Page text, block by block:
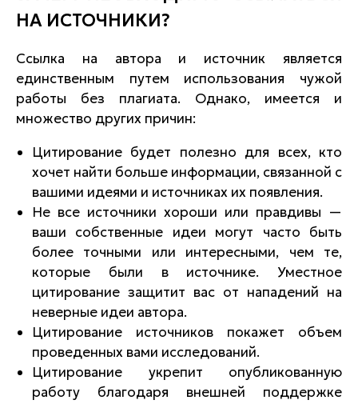
НА ИСТОЧНИКИ?
Ссылка на автора и источник является
единственным путем использования чужой
работы без плагиата. Однако, имеется и
множество других причин:
Цитирование будет полезно для всех, кто
хочет найти больше информации, связанной с
вашими идеями и источниках их появления.
Не все источники хороши или правдивы —
ваши собственные идеи могут часто быть
более точными или интересными, чем те,
которые были в источнике. Уместное
цитирование защитит вас от нападений на
неверные идеи автора.
Цитирование источников покажет объем
проведенных вами исследований.
Цитирование укрепит опубликованную
работу благодаря внешней поддержке